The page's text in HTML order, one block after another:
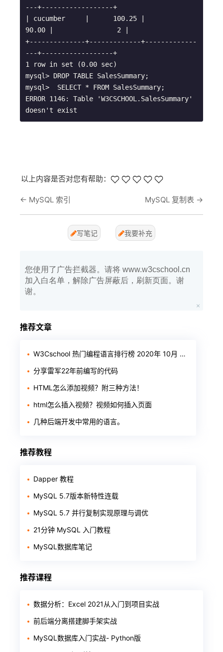
---+------------------+
| cucumber     |      100.25 |
90.00 |                2 |
+--------------+-------------+-------------
---+------------------+
1 row in set (0.00 sec)
mysql> DROP TABLE SalesSummary;
mysql>  SELECT * FROM SalesSummary;
ERROR 1146: Table 'W3CSCHOOL.SalesSummary'
以上内容是否对您有帮助：
← MySQL 索引 MySQL 复制表 →
写笔记 我要补充
您使用了广告拦截器。请将 www.w3cschool.cn
加入白名单，解除广告屏蔽后，刷新页面。谢
谢。
推荐文章
W3Cschool 热门编程语言排行榜 2020年 10月 TOP10
分享雷军22年前编写的代码
HTML怎么添加视频？附三种方法！
html怎么插入视频？视频如何插入页面
几种后端开发中常用的语言。
推荐教程
Dapper 教程
MySQL 5.7版本新特性连载
MySQL 5.7 并行复制实现原理与调优
21分钟 MySQL 入门教程
MySQL数据库笔记
推荐课程
数据分析：Excel 2021从入门到项目实战
前后端分离搭建脚手架实战
MySQL数据库入门实战- Python版